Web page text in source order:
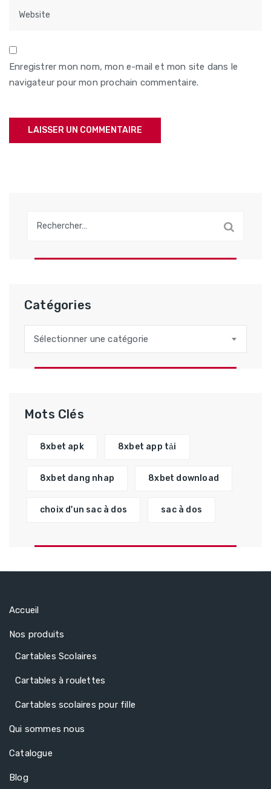
Enregistrer mon nom, mon e-mail et mon site dans le
navigateur pour mon prochain commentaire.
Catégories
Sélectionner une catégorie
Mots Clés
8xbet apk 8xbet app tải
8xbet dang nhap 8xbet download
choix d'un sac à dos sac à dos
Accueil
Nos produits
Cartables Scolaires
Cartables à roulettes
Cartables scolaires pour fille
Qui sommes nous
Catalogue
Blog